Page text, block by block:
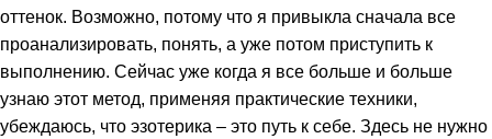
оттенок. Возможно, потому что я привыкла сначала все
проанализировать, понять, а уже потом приступить к
выполнению. Сейчас уже когда я все больше и больше
узнаю этот метод, применяя практические техники,
убеждаюсь, что эзотерика – это путь к себе. Здесь не нужно